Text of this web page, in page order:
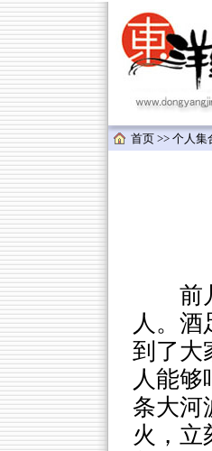
首页 >> 个人集
前
人。
到了大
人能够
条大河
火，立